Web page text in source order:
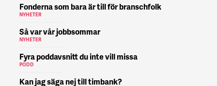
Fonderna som bara är till för branschfolk
NYHETER
Så var vår jobbsommar
NYHETER
Fyra poddavsnitt du inte vill missa
PODD
Kan jag säga nej till timbank?